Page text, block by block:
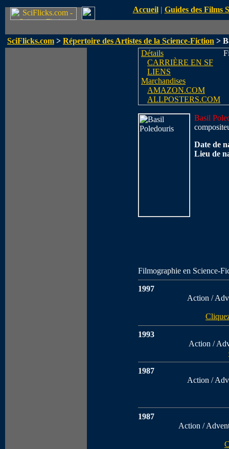
Accueil| Guides des Films
SciFlicks.com > Répertoire des Artistes de la Science-Fiction >
Détails
CARRIÈRE EN SF
LIENS
Marchandises
AMAZON.COM
ALLPOSTERS.COM
Basil
Date de
Lieu de
Filmographie en Science-
1997
Action /
1993
Action /
1987
Action /
1987
Action /